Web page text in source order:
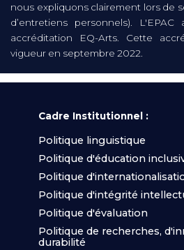
nous expliquons clairement lors de
d’entretiens personnels).
accréditation EQ-Arts. Cette
vigueur en septembre 2022.
Cadre Institutionnel :
Politique linguistique
Politique d'éducation
Politique
Politique d'intégrité
Politique d'évaluation
Politique de recherches,
durabilité